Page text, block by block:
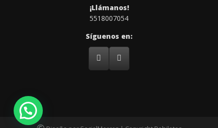
¡Llámanos!
5518007054
Síguenos en: